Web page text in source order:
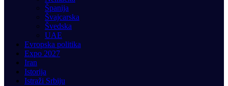
Španija
Švajcarska
Švedska
UAE
Evropska politika
Expo 2027
Iran
Istorija
Istraži Srbiju